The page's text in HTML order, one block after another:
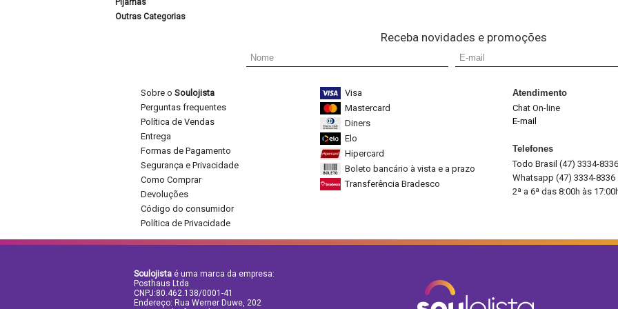
Pijamas
Outras Categorias
Receba novidades e promoções
Sobre o Soulojista
Perguntas frequentes
Política de Vendas
Entrega
Formas de Pagamento
Segurança e Privacidade
Como Comprar
Devoluções
Código do consumidor
Política de Privacidade
Visa
Mastercard
Diners
Elo
Hipercard
Boleto bancário à vista e a prazo
Transferência Bradesco
Atendimento
Chat On-line
E-mail
Telefones
Todo Brasil (47) 3334-8336
Whatsapp (47) 3334-8336
2ª a 6ª das 8:00h às
Soulojista é uma marca da empresa:
Posthaus Ltda
CNPJ:80.462.138/0001-41
Endereço: Rua Werner Duwe, 202